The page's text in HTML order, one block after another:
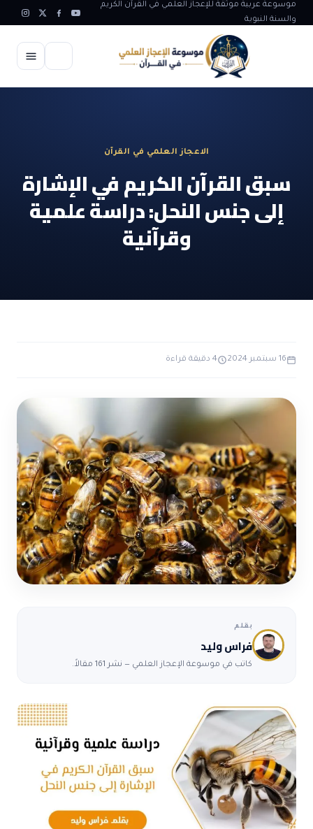
موسوعة عربية موثقة للإعجاز العلمي في القرآن الكريم
والسنة النبوية
الاعجاز الغيبي في القرآن
الاعجاز في علوم الفلك والفضاء
الاعجاز العلمي في الكائنات الحية
الاعجاز العلمي علوم الطب و الحياة
المقالات
مقالات اسلامية
المؤلفون
الاعجاز العلمي في القرآن
سبق القرآن الكريم في الإشارة
إلى جنس النحل: دراسة علمية
وقرآنية
16 سبتمبر 2024 4 دقيقة قراءة
بقلم
فراس وليد
كاتب في موسوعة الإعجاز العلمي — نشر 161 مقالاً.